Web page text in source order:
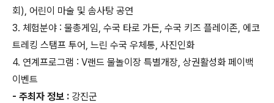
회), 어린이 마술 및 솜사탕 공연
3. 체험분야 : 물총게임, 수국 타로 가든, 수국 키즈 플레이존, 에코
트레킹 스탬프 투어, 느린 수국 우체통, 사진인화
4. 연계프로그램 : V랜드 물놀이장 특별개장, 상권활성화 페이백
이벤트
- 주최자 정보 : 강진군